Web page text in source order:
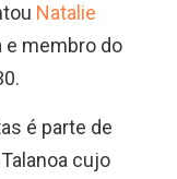
Natalie
e membro do
é parte de
cujo